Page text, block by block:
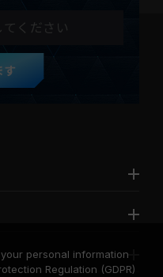
す
personal information
Regulation (GDPR)